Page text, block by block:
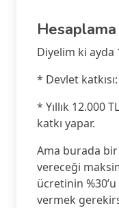
Hesaplama
Diyelim ki ayda
* Devlet
* Yıllık 12.000
katkı yapar.
Ama burada bir
vereceği
ücretinin
vermek